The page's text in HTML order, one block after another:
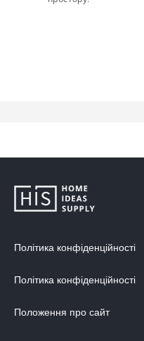
Політика конфіденційності
Політика конфіденційності
Положення про сайт